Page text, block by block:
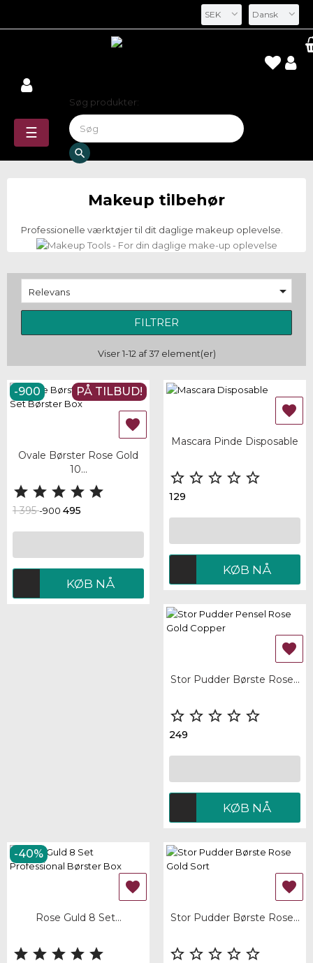
Dansk
SEK
Søg produkter:
search
Toggle
navigation
☰
Makeup tilbehør
Professionelle værktøjer til dit daglige makeup oplevelse.
Relevans 
FILTRER
Viser 1-12 af 37 element(er)
PÅ TILBUD!
-900

Ovale Børster Rose Gold
10...
    
1 395-900 495
KØB NÅ

Mascara Pinde Disposable
    
129
KØB NÅ

Stor Pudder Børste Rose...
    
249
KØB NÅ
-40%

Rose Guld 8 Set...
    

Stor Pudder Børste Rose...
    